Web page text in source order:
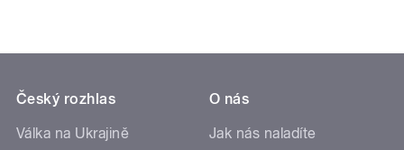
Český rozhlas
Válka na Ukrajině
O nás
Jak nás naladíte